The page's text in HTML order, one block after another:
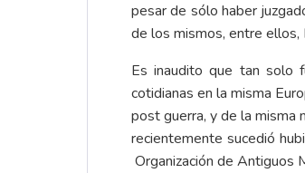
pesar de sólo haber
de los mismos, entre ellos,
Es inaudito que tan solo
cotidianas en la misma
post guerra, y de la misma
recientemente sucedió
Organización de Antiguos